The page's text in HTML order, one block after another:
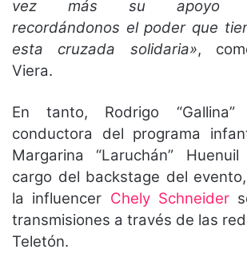
vez más su apoyo
recordándonos el poder que
esta cruzada solidaria»,
Viera.
En tanto, Rodrigo
conductora del programa
Margarina “Laruchán”
cargo del backstage del
la influencer Chely Schneider
transmisiones a través de las
Teletón.